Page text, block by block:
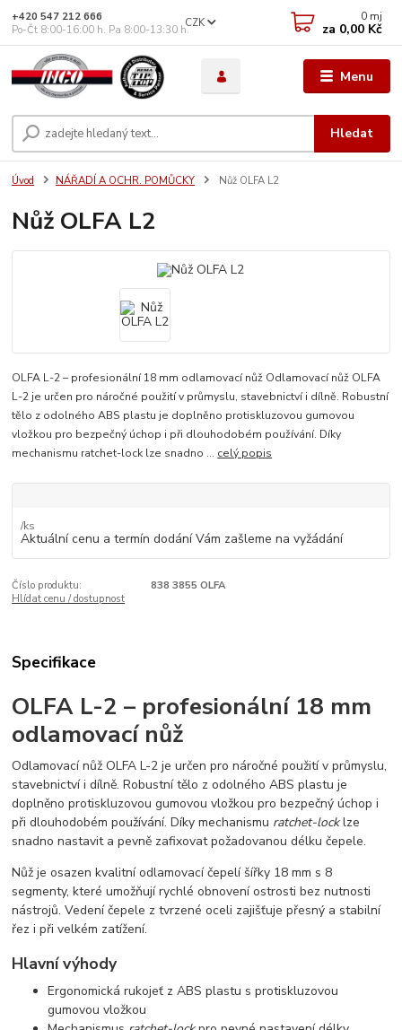
Menu
CZK
Hledat
+420 547 212 666
Po-Čt 8:00-16:00 h. Pa 8:00-13:30 h.
0 mj
za 0,00 Kč
Úvod NÁŘADÍ A OCHR. POMŮCKY Nůž OLFA L2
Nůž OLFA L2
OLFA L-2 – profesionální 18 mm odlamovací nůž Odlamovací nůž OLFA
L-2 je určen pro náročné použití v průmyslu, stavebnictví i dílně. Robustní
tělo z odolného ABS plastu je doplněno protiskluzovou gumovou
vložkou pro bezpečný úchop i při dlouhodobém používání. Díky
mechanismu ratchet-lock lze snadno ... celý popis
/ks
Aktuální cenu a termín dodání Vám zašleme na vyžádání
Číslo produktu:
838 3855 OLFA
Hlídat cenu / dostupnost
Specifikace
OLFA L-2 – profesionální 18 mm
odlamovací nůž
Odlamovací nůž OLFA L-2 je určen pro náročné použití v průmyslu,
stavebnictví i dílně. Robustní tělo z odolného ABS plastu je
doplněno protiskluzovou gumovou vložkou pro bezpečný úchop i
při dlouhodobém používání. Díky mechanismu ratchet-locklze
snadno nastavit a pevně zafixovat požadovanou délku čepele.
Nůž je osazen kvalitní odlamovací čepelí šířky 18 mm s 8
segmenty, které umožňují rychlé obnovení ostrosti bez nutnosti
nástrojů. Vedení čepele z tvrzené oceli zajišťuje přesný a stabilní
řez i při velkém zatížení.
Hlavní výhody
Ergonomická rukojeť z ABS plastu s protiskluzovou
gumovou vložkou